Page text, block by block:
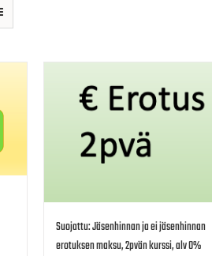
Suojattu: Jäsenhinnan ja ei jäsenhinnan
erotuksen maksu, 2pvän kurssi, alv 0%